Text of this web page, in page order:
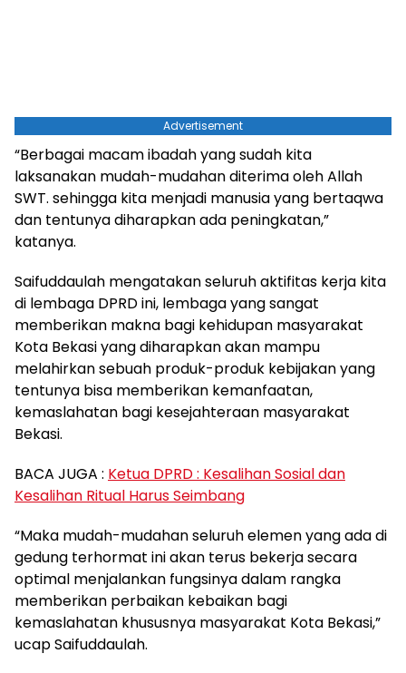
Advertisement
“Berbagai macam ibadah yang sudah kita
laksanakan mudah-mudahan diterima oleh Allah
SWT. sehingga kita menjadi manusia yang bertaqwa
dan tentunya diharapkan ada peningkatan,”
katanya.
Saifuddaulah mengatakan seluruh aktifitas kerja kita
di lembaga DPRD ini, lembaga yang sangat
memberikan makna bagi kehidupan masyarakat
Kota Bekasi yang diharapkan akan mampu
melahirkan sebuah produk-produk kebijakan yang
tentunya bisa memberikan kemanfaatan,
kemaslahatan bagi kesejahteraan masyarakat
Bekasi.
BACA JUGA : Ketua DPRD : Kesalihan Sosial dan
Kesalihan Ritual Harus Seimbang
“Maka mudah-mudahan seluruh elemen yang ada di
gedung terhormat ini akan terus bekerja secara
optimal menjalankan fungsinya dalam rangka
memberikan perbaikan kebaikan bagi
kemaslahatan khususnya masyarakat Kota Bekasi,”
ucap Saifuddaulah.